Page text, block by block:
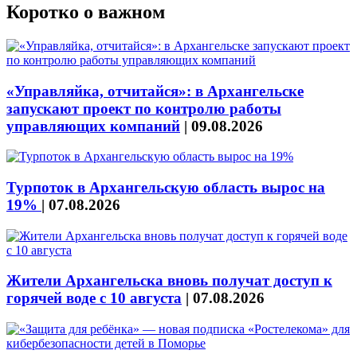
Коротко о важном
«Управляйка, отчитайся»: в Архангельске
запускают проект по контролю работы
управляющих компаний | 09.08.2026
Турпоток в Архангельскую область вырос на
19% | 07.08.2026
Жители Архангельска вновь получат доступ к
горячей воде с 10 августа | 07.08.2026